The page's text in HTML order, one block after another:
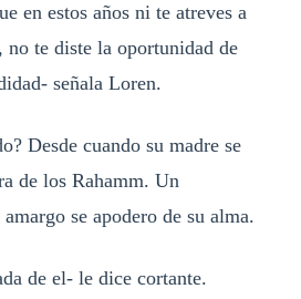
en estos años ni te atreves a
no te diste la oportunidad de
señala Loren.
Desde cuando su madre se
de los Rahamm. Un
se apodero de su alma.
de el- le dice cortante.